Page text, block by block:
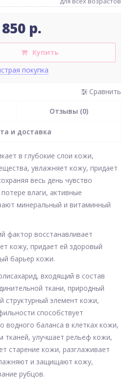
р.
Купить
покупка
Сравнить
Отзывы (0)
и доставка
в глубокие слои кожи,
увлажняет кожу, придает
весь день чувство
влаги, активные
минеральный и витаминный
фактор восстанавливает
кожу, придает ей здоровый
барьер кожи.
входящий в состав
ткани, природный
структурный элемент кожи,
способствует
баланса в клетках кожи,
тканей, улучшает рельеф кожи,
старение кожи, разглаживает
и защищают кожу,
рубцов.